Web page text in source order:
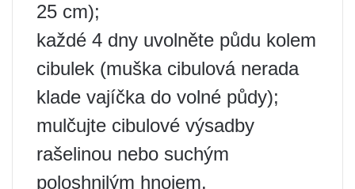
25 cm);
každé 4 dny uvolněte půdu kolem
cibulek (muška cibulová nerada
klade vajíčka do volné půdy);
mulčujte cibulové výsadby
rašelinou nebo suchým
poloshnilým hnojem.